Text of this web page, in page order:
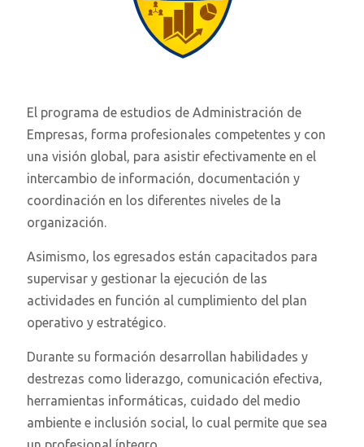
El programa de estudios de Administración de
Empresas, forma profesionales competentes y con
una visión global, para asistir efectivamente en el
intercambio de información, documentación y
coordinación en los diferentes niveles de la
organización.
Asimismo, los egresados están capacitados para
supervisar y gestionar la ejecución de las
actividades en función al cumplimiento del plan
operativo y estratégico.
Durante su formación desarrollan habilidades y
destrezas como liderazgo, comunicación efectiva,
herramientas informáticas, cuidado del medio
ambiente e inclusión social, lo cual permite que sea